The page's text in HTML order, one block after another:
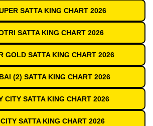
SATTA KING CHART 2026
SATTA KING CHART 2026
GOLD SATTA KING CHART 2026
(2) SATTA KING CHART 2026
CITY SATTA KING CHART 2026
SATTA KING CHART 2026